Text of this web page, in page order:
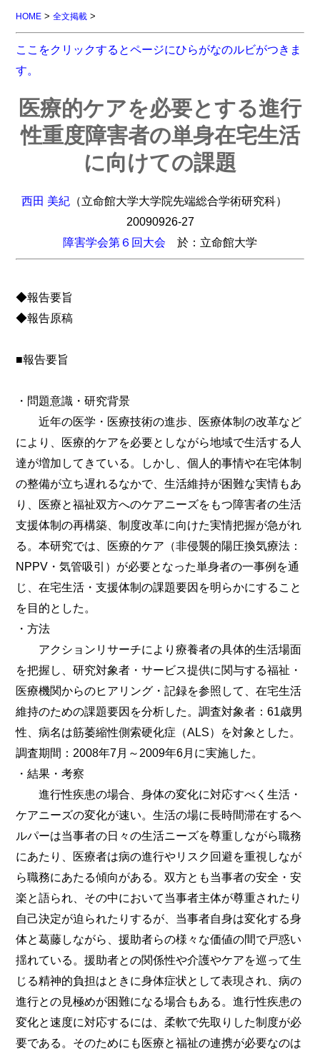
HOME >全文掲載 >
ここをクリックするとページにひらがなのルビがつきま
す。
医療的ケアを必要とする進行
性重度障害者の単身在宅生活
に向けての課題
西田 美紀 （立命館大学大学院先端総合学術研究科）
20090926-27
障害学会第６回大会 於：立命館大学
◆報告要旨
◆報告原稿
■報告要旨
・問題意識・研究背景
近年の医学・医療技術の進歩、医療体制の改革など
により、医療的ケアを必要としながら地域で生活する人
達が増加してきている。しかし、個人的事情や在宅体制
の整備が立ち遅れるなかで、生活維持が困難な実情もあ
り、医療と福祉双方へのケアニーズをもつ障害者の生活
支援体制の再構築、制度改革に向けた実情把握が急がれ
る。本研究では、医療的ケア（非侵襲的陽圧換気療法：
NPPV・気管吸引）が必要となった単身者の一事例を通
じ、在宅生活・支援体制の課題要因を明らかにすること
を目的とした。
・方法
アクションリサーチにより療養者の具体的生活場面
を把握し、研究対象者・サービス提供に関与する福祉・
医療機関からのヒアリング・記録を参照して、在宅生活
維持のための課題要因を分析した。調査対象者：61歳男
性、病名は筋萎縮性側索硬化症（ALS）を対象とした。
調査期間：2008年7月～2009年6月に実施した。
・結果・考察
進行性疾患の場合、身体の変化に対応すべく生活・
ケアニーズの変化が速い。生活の場に長時間滞在するヘ
ルパーは当事者の日々の生活ニーズを尊重しながら職務
にあたり、医療者は病の進行やリスク回避を重視しなが
ら職務にあたる傾向がある。双方とも当事者の安全・安
楽と語られ、その中において当事者主体が尊重されたり
自己決定が迫られたりするが、当事者自身は変化する身
体と葛藤しながら、援助者らの様々な価値の間で戸惑い
揺れている。援助者との関係性や介護やケアを巡って生
じる精神的負担はときに身体症状として表現され、病の
進行との見極めが困難になる場合もある。進行性疾患の
変化と速度に対応するには、柔軟で先取りした制度が必
要である。そのためにも医療と福祉の連携が必要なのは